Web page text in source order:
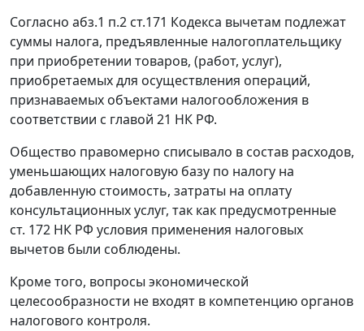
Согласно абз.1 п.2 ст.171 Кодекса вычетам подлежат
суммы налога, предъявленные налогоплательщику
при приобретении товаров, (работ, услуг),
приобретаемых для осуществления операций,
признаваемых объектами налогообложения в
соответствии с главой 21 НК РФ.
Общество правомерно списывало в состав расходов,
уменьшающих налоговую базу по налогу на
добавленную стоимость, затраты на оплату
консультационных услуг, так как предусмотренные
ст. 172 НК РФ условия применения налоговых
вычетов были соблюдены.
Кроме того, вопросы экономической
целесообразности не входят в компетенцию органов
налогового контроля.